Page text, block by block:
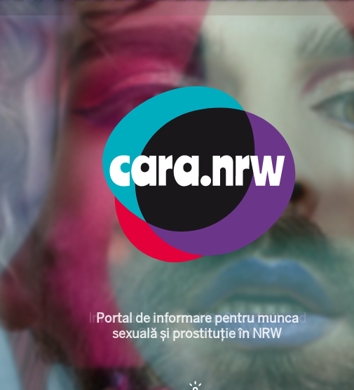
ส้นทาง การค้าบริการทางเพศในเยอรมนี
für Sexarbeit
Portal de informare pentru munca
sexuală și prostituție în NRW